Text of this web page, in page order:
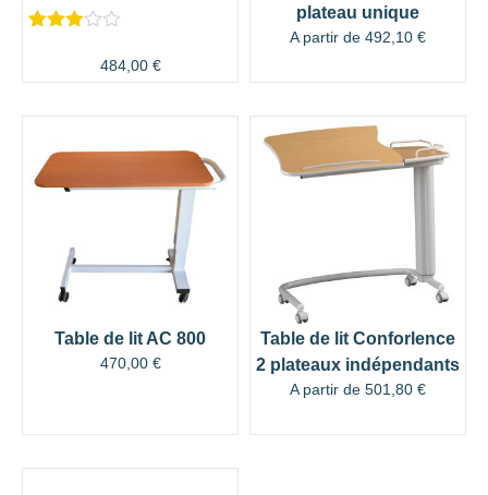
sur 5
sur
s client
484,00 €
plateau unique
A partir de 492,10 €
Table de lit AC 800
470,00 €
Table de lit Conforlence
2 plateaux indépendants
A partir de 501,80 €